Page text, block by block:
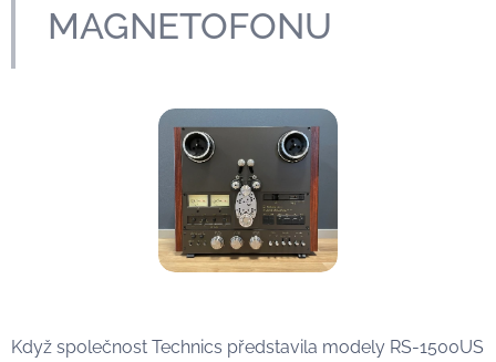
MAGNETOFONU
Když společnost Technics představila modely RS-1500US